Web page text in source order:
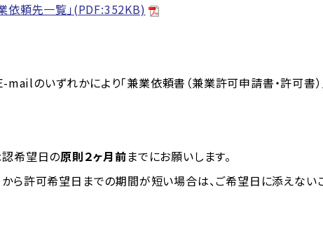
依頼先一覧」(PDF:352KB)
いずれかにより「兼業依頼書（兼業許可申請書・許可書）」
望日の原則２ヶ月前までにお願いします。
可希望日までの期間が短い場合は、ご希望日に添えないこ